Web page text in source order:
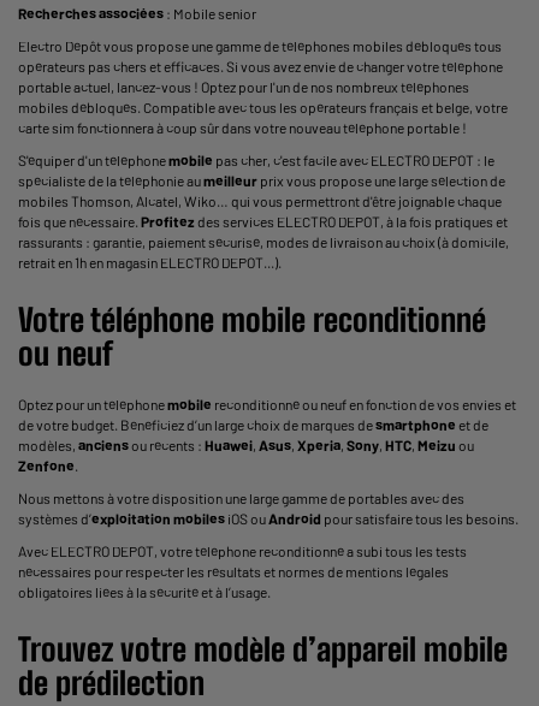
Recherches associées : Mobile senior
Electro Dépôt vous propose une gamme de téléphones mobiles débloqués tous
opérateurs pas chers et efficaces. Si vous avez envie de changer votretéléphone
portableactuel, lancez-vous ! Optez pour l'un de nos nombreux téléphones
mobiles débloqués. Compatible avec tous les opérateurs français et belge, votre
carte sim fonctionnera à coup sûr dans votre nouveau téléphone portable !
S'équiper d'un téléphonemobile pas cher, c'est facile avec ELECTRO DEPOT : le
spécialiste de la téléphonie aumeilleur prix vous propose une large sélection de
mobiles Thomson, Alcatel, Wiko… qui vous permettront d'être joignable chaque
fois que nécessaire. Profitez des services ELECTRO DEPOT, à la fois pratiques et
rassurants : garantie, paiement sécurisé, modes de livraison au choix (à domicile,
retrait en 1h en magasin ELECTRO DEPOT...).
Votre téléphone mobile reconditionné
ou neuf
Optez pour un téléphonemobile reconditionné ou neuf en fonction de vos envies et
de votre budget. Bénéficiez d’un large choix de marques desmartphone et de
modèles, anciensou récents : Huawei Asus Xperia Sony HTC Meizu ou
Zenfone
Nous mettons à votre disposition une large gamme de portables avec des
systèmes d’exploitation mobiles iOS ou Android pour satisfaire tous les besoins.
Avec ELECTRO DEPOT, votre téléphone reconditionné a subi tous les tests
nécessaires pour respecter les résultats et normes de mentions légales
obligatoires liées à la sécurité et à l’usage.
Trouvez votre modèle d’appareil mobile
de prédilection